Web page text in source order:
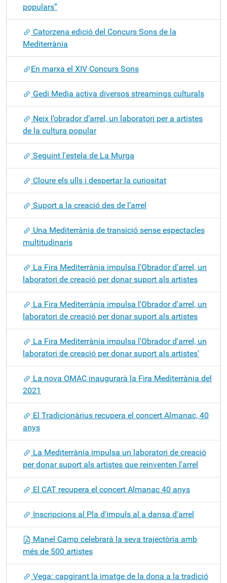
populars”
Catorzena edició del Concurs Sons de la
Mediterrània
​En marxa el XIV Concurs Sons
Gedi Media activa diversos streamings culturals
Neix l’obrador d’arrel, un laboratori per a artistes
de la cultura popular
Seguint l'estela de La Murga
Cloure els ulls i despertar la curiositat
Suport a la creació des de l’arrel
Una Mediterrània de transició sense espectacles
multitudinaris
La Fira Mediterrània impulsa l'Obrador d'arrel, un
laboratori de creació per donar suport als artistes
La Fira Mediterrània impulsa l'Obrador d'arrel, un
laboratori de creació per donar suport als artistes
La Fira Mediterrània impulsa l'Obrador d'arrel, un
laboratori de creació per donar suport als artistes'
La nova OMAC inaugurarà la Fira Mediterrània del
2021
El Tradicionàrius recupera el concert Almanac, 40
anys
La Mediterrània impulsa un laboratori de creació
per donar suport als artistes que reinventen l'arrel
El CAT recupera el concert Almanac 40 anys
Inscripcions al Pla d'impuls al a dansa d'arrel
Manel Camp celebrarà la seva trajectòria amb
més de 500 artistes
Vega: capgirant la imatge de la dona a la tradició